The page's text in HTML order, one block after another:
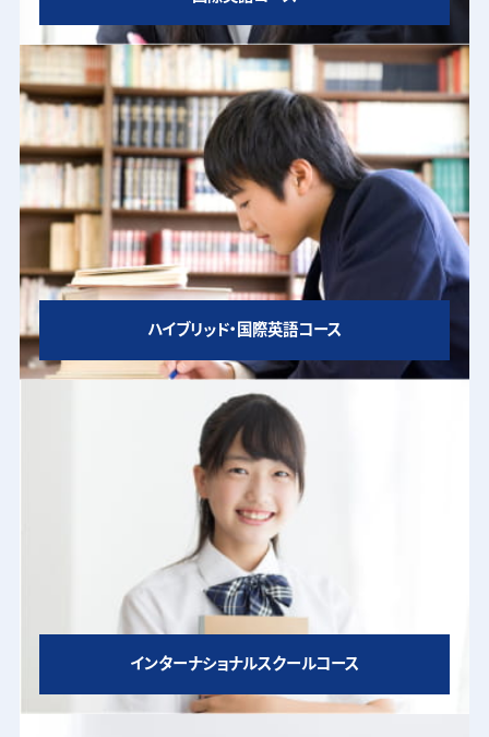
ハイブリッド・国際英語コース
インターナショナルスクールコース